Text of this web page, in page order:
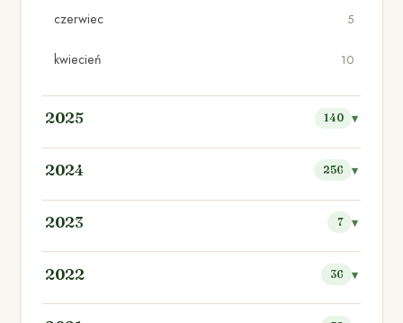
czerwiec 5
kwiecień 10
2025 140
2024 256
2023 7
2022 36